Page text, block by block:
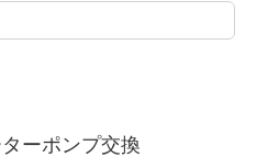
ーポンプ交換